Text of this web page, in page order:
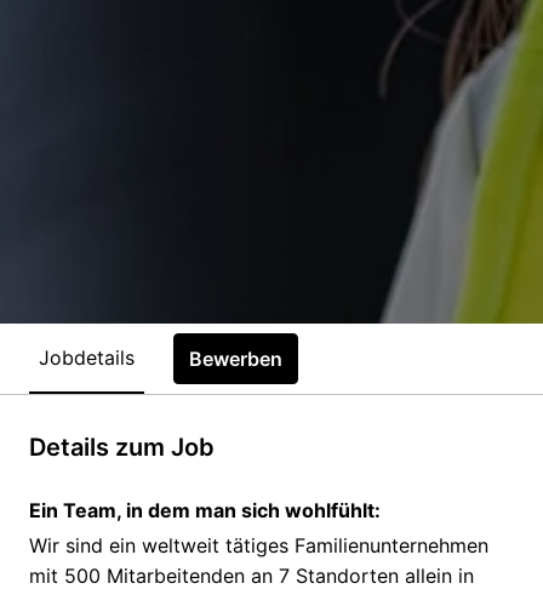
Jobdetails Bewerben
Details zum Job
Ein Team, in dem man sich wohlfühlt:
Wir sind ein weltweit tätiges Familienunternehmen
mit 500 Mitarbeitenden an 7 Standorten allein in